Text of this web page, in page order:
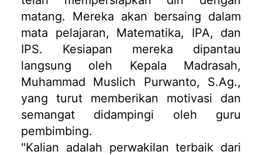
matang. Mereka akan bersaing dalam
mata pelajaran, Matematika, IPA, dan
IPS. Kesiapan mereka dipantau
langsung oleh Kepala Madrasah,
Muhammad Muslich Purwanto, S.Ag.,
yang turut memberikan motivasi dan
semangat didampingi oleh guru
pembimbing.
"Kalian adalah perwakilan terbaik dari